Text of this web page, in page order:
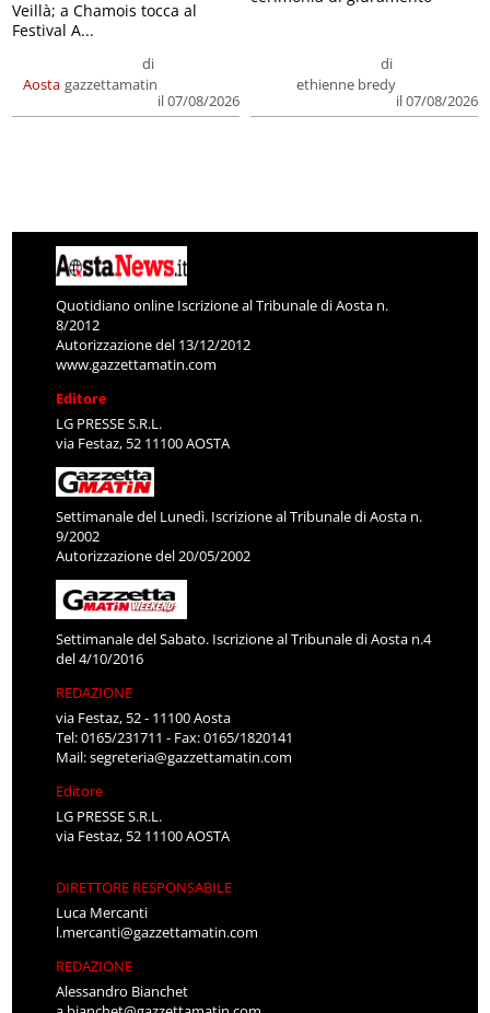
Aosta
di
gazzettamatin
il 07/08/2026
Veillà; a Chamois tocca al
Festival A...
di
ethienne bredy
il 07/08/2026
Quotidiano online Iscrizione al Tribunale di Aosta n.
8/2012
Autorizzazione del 13/12/2012
www.gazzettamatin.com
Editore
LG PRESSE S.R.L.
via Festaz, 52 11100 AOSTA
Settimanale del Lunedì. Iscrizione al Tribunale di Aosta n.
9/2002
Autorizzazione del 20/05/2002
Settimanale del Sabato. Iscrizione al Tribunale di Aosta n.4
del 4/10/2016
REDAZIONE
via Festaz, 52 - 11100 Aosta
Tel: 0165/231711 - Fax: 0165/1820141
Mail:segreteria@gazzettamatin.com
Editore
LG PRESSE S.R.L.
via Festaz, 52 11100 AOSTA
DIRETTORE RESPONSABILE
Luca Mercanti
l.mercanti@gazzettamatin.com
REDAZIONE
Alessandro Bianchet